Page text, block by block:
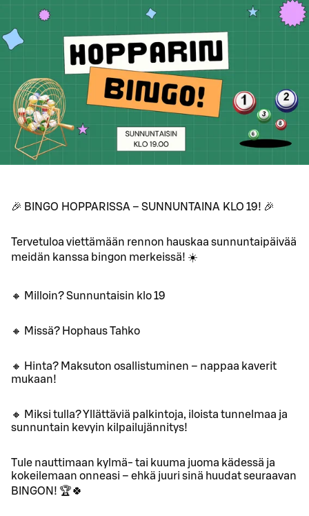
🎉 BINGO HOPPARISSA – SUNNUNTAINA KLO 19! 🎉
Tervetuloa viettämään rennon hauskaa sunnuntaipäivää
meidän kanssa bingon merkeissä! ☀️
🔸 Milloin? Sunnuntaisin klo 19
🔸 Missä? Hophaus Tahko
🔸 Hinta? Maksuton osallistuminen – nappaa kaverit
mukaan!
🔸 Miksi tulla? Yllättäviä palkintoja, iloista tunnelmaa ja
sunnuntain kevyin kilpailujännitys!
Tule nauttimaan kylmä- tai kuuma juoma kädessä ja
kokeilemaan onneasi – ehkä juuri sinä huudat seuraavan
BINGON! 🏆🍀